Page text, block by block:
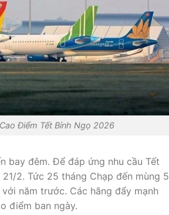
Điểm Tết Bính Ngọ 2026
bay đêm. Để đáp ứng nhu cầu Tết
2. Tức 25 tháng Chạp đến mùng 5
năm trước. Các hãng đẩy mạnh
điểm ban ngày.